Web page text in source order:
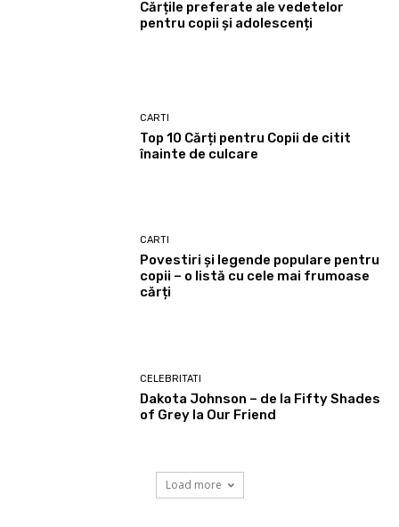
Cărțile preferate ale vedetelor
pentru copii și adolescenți
CARTI
Top 10 Cărți pentru Copii de citit
înainte de culcare
CARTI
Povestiri și legende populare pentru
copii – o listă cu cele mai frumoase
cărți
CELEBRITATI
Dakota Johnson – de la Fifty Shades
of Grey la Our Friend
Load more